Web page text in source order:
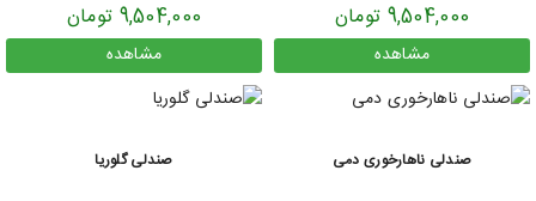
9,504,000 تومان
مشاهده
9,504,000 تومان
مشاهده
صندلی ناهارخوری دمی صندلی گلوریا